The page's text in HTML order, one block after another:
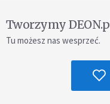
Tworzymy
Tu możesz nas wesprzeć.